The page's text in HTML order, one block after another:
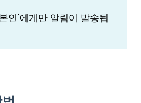
인'에게만 알림이 발송됩